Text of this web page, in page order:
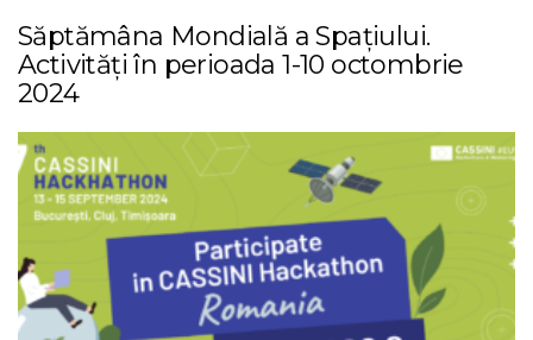
Săptămâna Mondială a Spațiului.
Activități în perioada 1-10 octombrie
2024